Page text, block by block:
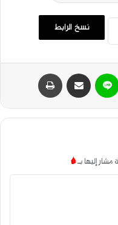
نسخ الرابط
مشار إليها بـ*